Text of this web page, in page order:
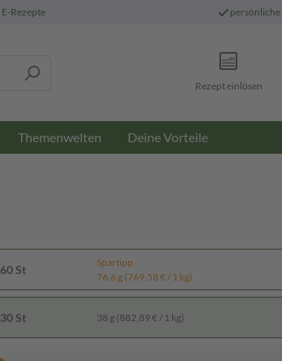
Rezepte persönliche
Rezept einlösen
Themenwelten Deine Vorteile
60 St
Spartipp
76,6 g (769,58 € / 1 kg)
30 St 38 g (882,89 € / 1 kg)